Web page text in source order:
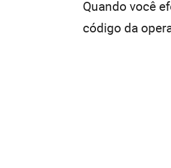
Quando você
código da